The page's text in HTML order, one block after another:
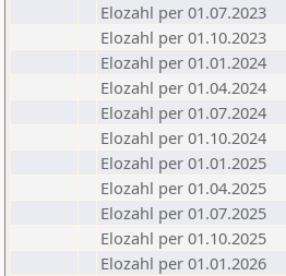
Elozahl per 01.07.2023
Elozahl per 01.10.2023
Elozahl per 01.01.2024
Elozahl per 01.04.2024
Elozahl per 01.07.2024
Elozahl per 01.10.2024
Elozahl per 01.01.2025
Elozahl per 01.04.2025
Elozahl per 01.07.2025
Elozahl per 01.10.2025
Elozahl per 01.01.2026